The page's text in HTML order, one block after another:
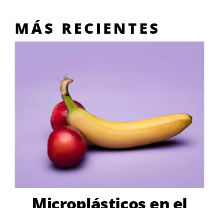
MÁS RECIENTES
Microplásticos en el